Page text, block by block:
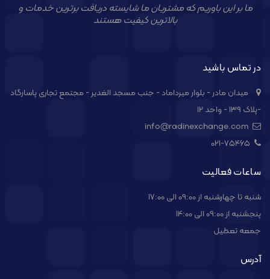
ما بر این باوریم که مشتریان ما شایسته دریافت برترین خدمات و
بالاترین کیفیت هستند
در تماس باشید
میدان مادر - بلوار میرداماد - جنب مسجد الغدیر - مجتمع تجاری پاسارگاد
-پلاک ۱۳۹ - واحد ۱۲
021-۷۵۴۶۵
ساعات فعالیت
شنبه تا چهارشنبه از 09:00 الی 17:00
پنجشنبه از 09:00 الی 14:00
جمعه تعطیل
آدرس